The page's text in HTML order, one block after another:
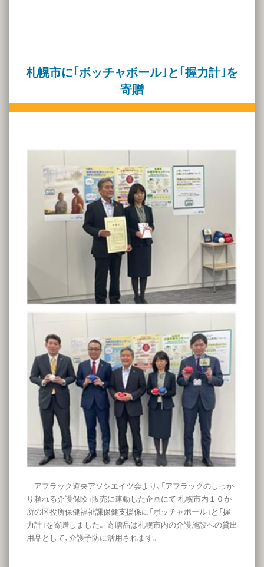
札幌市に｢ボッチャボール｣と｢握力計｣を
寄贈
アフラック道央アソシエイツ会より、「アフラックのしっか
り頼れる介護保険」販売に連動した企画にて 札幌市内１０か
所の区役所保健福祉課保健支援係に「ボッチャボール」と「握
力計」を寄贈しました。 寄贈品は札幌市内の介護施設への貸出
用品として、介護予防に活用されます。